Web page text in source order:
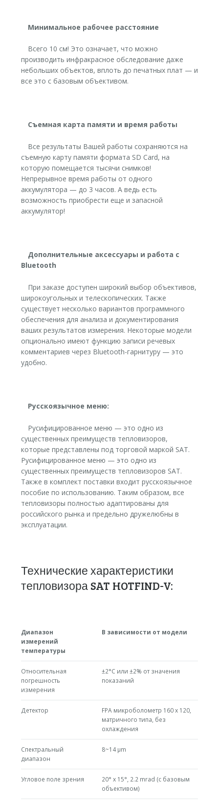
Минимальное рабочее расстояние
Всего 10 cм! Это означает, что можно
производить инфракрасное обследование даже
небольших объектов, вплоть до печатных плат — и
все это с базовым объективом.
Съемная карта памяти и время работы
Все результаты Вашей работы сохраняются на
съемную карту памяти формата SD Card, на
которую помещается тысячи снимков!
Непрерывное время работы от одного
аккумулятора — до 3 часов. А ведь есть
возможность приобрести еще и запасной
аккумулятор!
Дополнительные аксессуары и работа с
Bluetooth
При заказе доступен широкий выбор объективов,
широкоугольных и телескопических. Также
существует несколько вариантов программного
обеспечения для анализа и документирования
ваших результатов измерения. Некоторые модели
опционально имеют функцию записи речевых
комментариев через Bluetooth-гарнитуру — это
удобно.
Русскоязычное меню:
Русифицированное меню — это одно из
существенных преимуществ тепловизоров,
которые представлены под торговой маркой SAT.
Русифицированное меню — это одно из
существенных преимуществ тепловизоров SAT.
Также в комплект поставки входит русскоязычное
пособие по использованию. Таким образом, все
тепловизоры полностью адаптированы для
российского рынка и предельно дружелюбны в
эксплуатации.
Технические характеристики
тепловизора SAT HOTFIND-V:
Диапазон
измерений
температуры
В зависимости от модели
Относительная
погрешность
измерения
±2°C или ±2% от значения
показаний
Детектор
FPA микроболометр 160 х 120,
матричного типа, без
охлаждения
Спектральный
диапазон
8~14 µm
Угловое поле зрения
20° x 15°, 2.2 mrad (с базовым
объективом)